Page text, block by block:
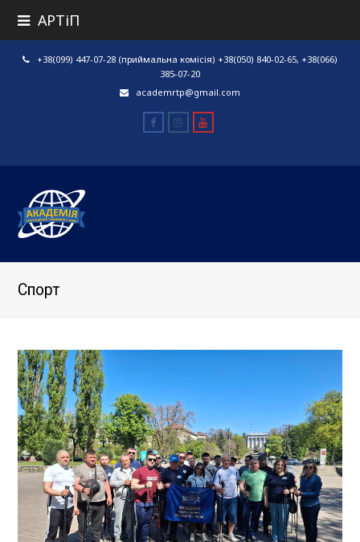
АРТіП
+38(099) 447-07-28 (приймальна комісія) +38(050) 840-02-65, +38(066)
385-07-20
academrtp@gmail.com
FacebookInstagram
Спорт